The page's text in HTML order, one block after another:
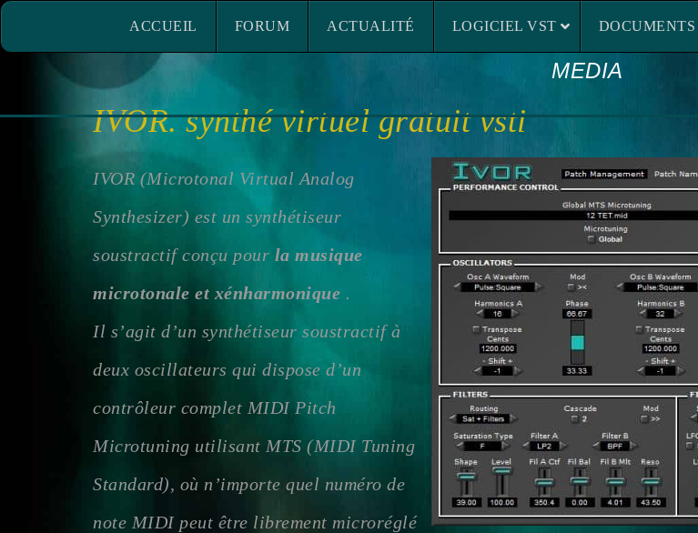
ACCUEIL FORUM ACTUALITÉ LOGICIEL VST
MEDIA
IVOR. synthé virtuel gratuit vsti
IVOR (Microtonal Virtual Analog
Synthesizer) est un synthétiseur
soustractif conçu pour la musique
microtonale et xénharmonique .
Il s’agit d’un synthétiseur soustractif à
deux oscillateurs qui dispose d’un
contrôleur complet MIDI Pitch
Microtuning utilisant MTS (MIDI Tuning
Standard), où n’importe quel numéro de
note MIDI peut être librement microréglé
ACCUEIL FORUM ACTUALITÉ LOGICIEL VST DOCUMENTS